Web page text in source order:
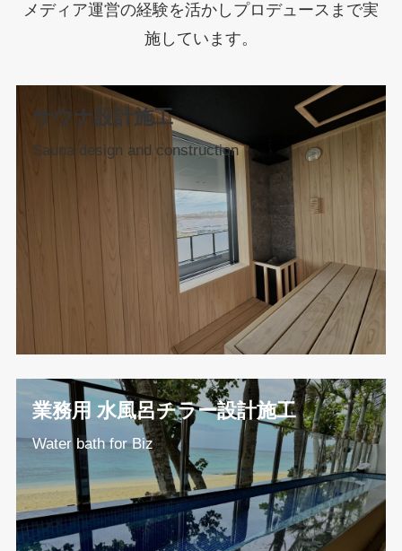
メディア運営の経験を活かしプロデュースまで実
施しています。
サウナ設計施工
Sauna design and construction
業務用 水風呂チラー設計施工
Water bath for Biz